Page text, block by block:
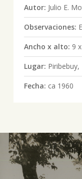
Autor: Julio E.
Observaciones:
Ancho x alto: 9
Lugar:
Fecha: ca 1960